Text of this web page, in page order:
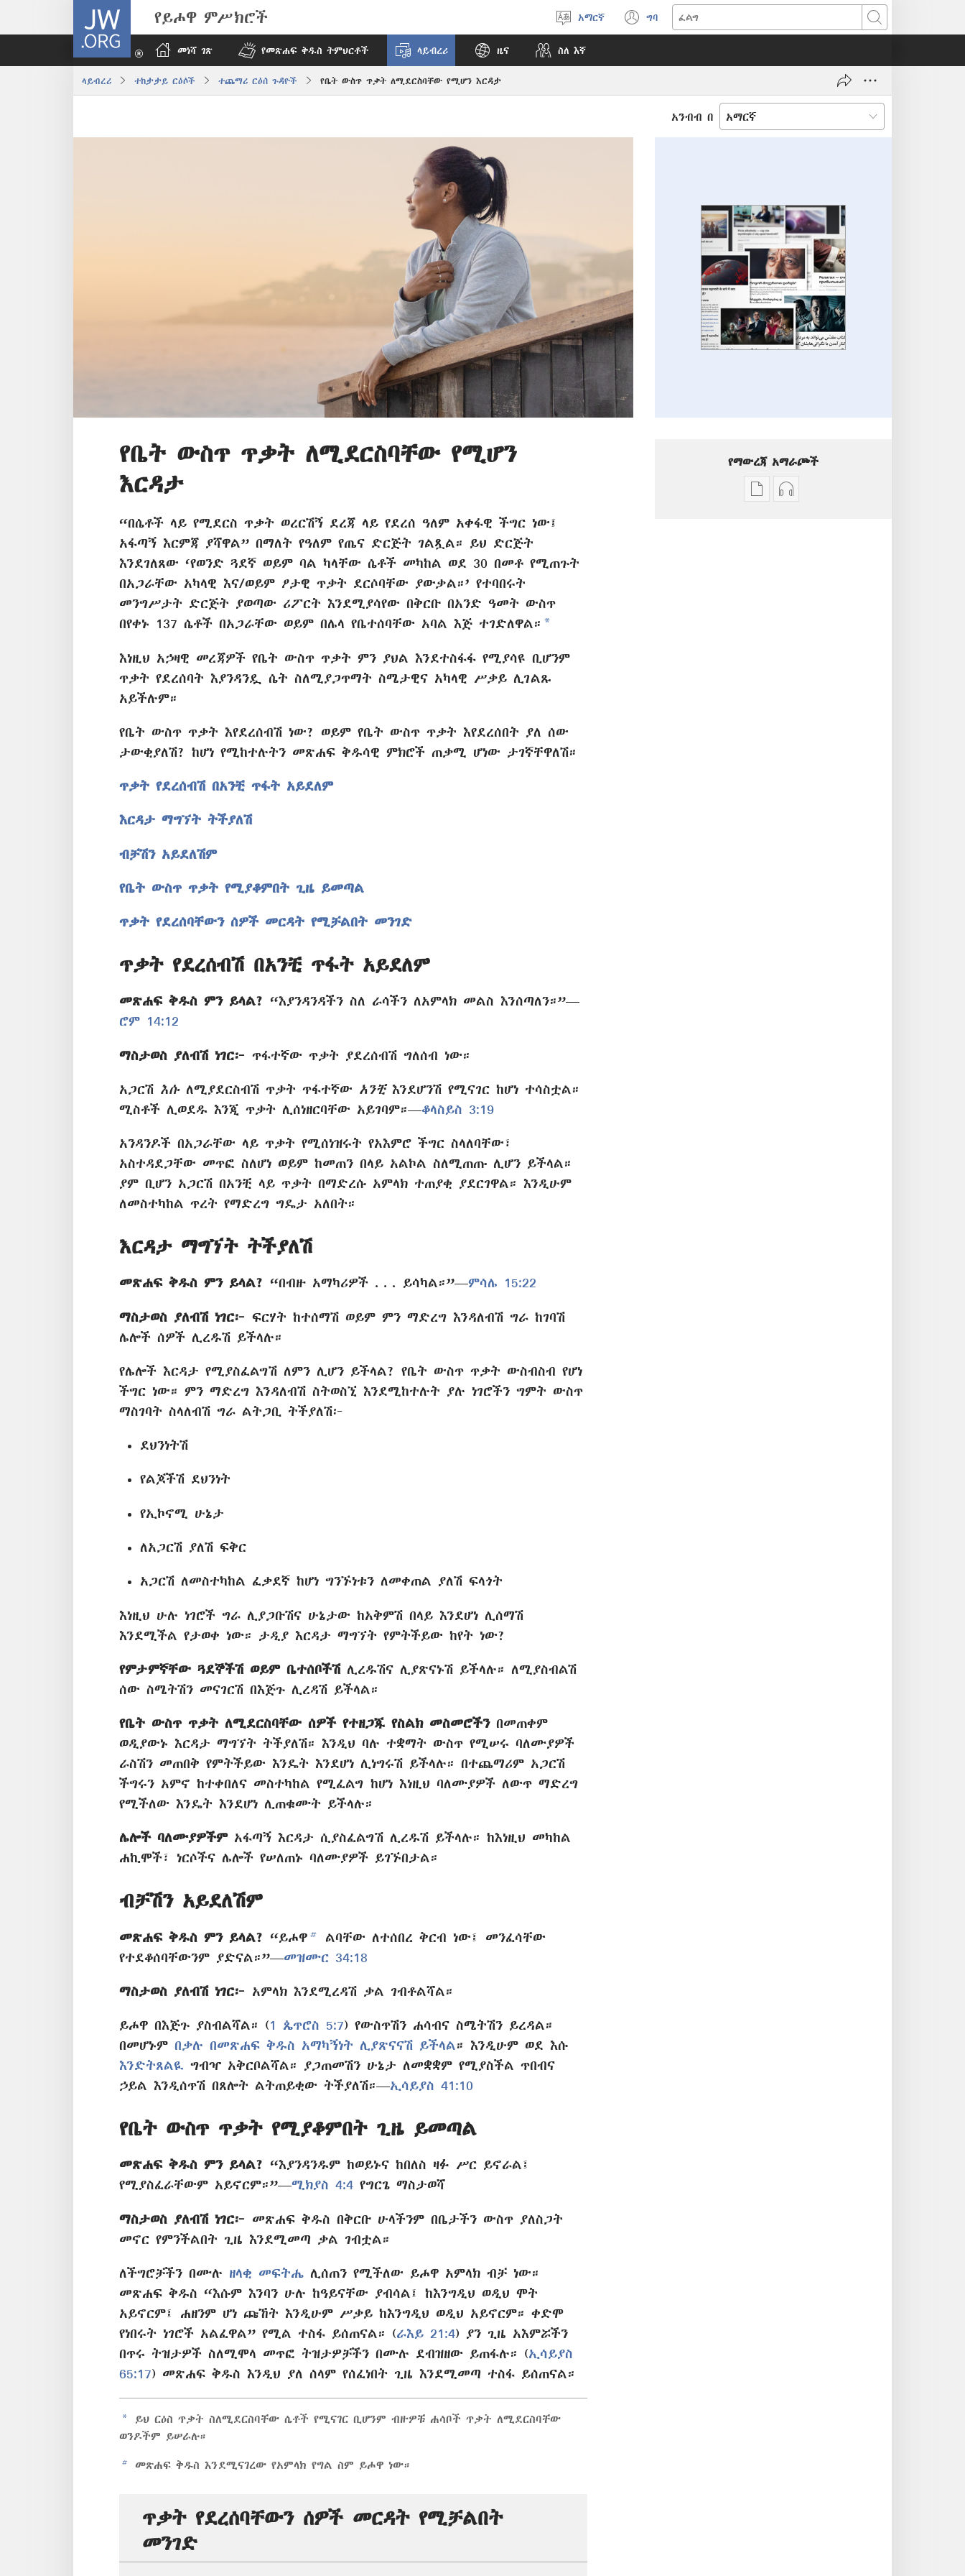
JW.ORG የይሖዋ ምሥክሮች
ቋንቋ
አማርኛ ግባ
(አዲስ
ፈልግ
መነሻ ገጽ የመጽሐፍ ቅዱስ ትምህርቶች ላይብረሪ ዜና ስለ እኛ
ላይብረሪ ተከታታይ ርዕሶች ተጨማሪ ርዕሰ ጉዳዮች የቤት ውስጥ ጥቃት ለሚደርስባቸው የሚሆን እርዳታ
አንብብ በ
የቤት ውስጥ ጥቃት ለሚደርስባቸው የሚሆን
እርዳታ
“በሴቶች ላይ የሚደርስ ጥቃት ወረርሽኝ ደረጃ ላይ የደረሰ ዓለም አቀፋዊ ችግር ነው፤
አፋጣኝ እርምጃ ያሻዋል” በማለት የዓለም የጤና ድርጅት ገልጿል። ይህ ድርጅት
እንደገለጸው ‘የወንድ ጓደኛ ወይም ባል ካላቸው ሴቶች መካከል ወደ 30 በመቶ የሚጠጉት
በአጋራቸው አካላዊ እና/ወይም ፆታዊ ጥቃት ደርሶባቸው ያውቃል።’ የተባበሩት
መንግሥታት ድርጅት ያወጣው ሪፖርት እንደሚያሳየው በቅርቡ በአንድ ዓመት ውስጥ
በየቀኑ 137 ሴቶች በአጋራቸው ወይም በሌላ የቤተሰባቸው አባል እጅ ተገድለዋል። a
እነዚህ አኃዛዊ መረጃዎች የቤት ውስጥ ጥቃት ምን ያህል እንደተስፋፋ የሚያሳዩ ቢሆንም
ጥቃት የደረሰባት እያንዳንዷ ሴት ስለሚያጋጥማት ስሜታዊና አካላዊ ሥቃይ ሊገልጹ
አይችሉም።
የቤት ውስጥ ጥቃት እየደረሰብሽ ነው? ወይም የቤት ውስጥ ጥቃት እየደረሰበት ያለ ሰው
ታውቂያለሽ? ከሆነ የሚከተሉትን መጽሐፍ ቅዱሳዊ ምክሮች ጠቃሚ ሆነው ታገኛቸዋለሽ።
ጥቃት የደረሰብሽ በአንቺ ጥፋት አይደለም
እርዳታ ማግኘት ትችያለሽ
ብቻሽን አይደለሽም
የቤት ውስጥ ጥቃት የሚያቆምበት ጊዜ ይመጣል
ጥቃት የደረሰባቸውን ሰዎች መርዳት የሚቻልበት መንገድ
ጥቃት የደረሰብሽ በአንቺ ጥፋት አይደለም
መጽሐፍ ቅዱስ ምን ይላል?
“እያንዳንዳችን ስለ ራሳችን ለአምላክ መልስ እንሰጣለን።”—
ሮም 14:12
ማስታወስ ያለብሽ ነገር፦ ጥፋተኛው ጥቃት ያደረሰብሽ ግለሰብ ነው።
አጋርሽ እሱለሚያደርስብሽ ጥቃት ጥፋተኛው አንቺእንደሆንሽ የሚናገር ከሆነ ተሳስቷል።
ሚስቶች ሊወደዱ እንጂ ጥቃት ሊሰነዘርባቸው አይገባም።—ቆላስይስ 3:19
አንዳንዶች በአጋራቸው ላይ ጥቃት የሚሰነዝሩት የአእምሮ ችግር ስላለባቸው፣
አስተዳደጋቸው መጥፎ ስለሆነ ወይም ከመጠን በላይ አልኮል ስለሚጠጡ ሊሆን ይችላል።
ያም ቢሆን አጋርሽ በአንቺ ላይ ጥቃት በማድረሱ አምላክ ተጠያቂ ያደርገዋል። እንዲሁም
ለመስተካከል ጥረት የማድረግ ግዴታ አለበት።
እርዳታ ማግኘት ትችያለሽ
መጽሐፍ ቅዱስ ምን ይላል? “በብዙ አማካሪዎች . . . ይሳካል።”—ምሳሌ 15:22
ማስታወስ ያለብሽ ነገር፦ ፍርሃት ከተሰማሽ ወይም ምን ማድረግ እንዳለብሽ ግራ ከገባሽ
ሌሎች ሰዎች ሊረዱሽ ይችላሉ።
የሌሎች እርዳታ የሚያስፈልግሽ ለምን ሊሆን ይችላል? የቤት ውስጥ ጥቃት ውስብስብ የሆነ
ችግር ነው። ምን ማድረግ እንዳለብሽ ስትወስኚ እንደሚከተሉት ያሉ ነገሮችን ግምት ውስጥ
ማስገባት ስላለብሽ ግራ ልትጋቢ ትችያለሽ፦
ደህንነትሽ
የልጆችሽ ደህንነት
የኢኮኖሚ ሁኔታ
ለአጋርሽ ያለሽ ፍቅር
አጋርሽ ለመስተካከል ፈቃደኛ ከሆነ ግንኙነቱን ለመቀጠል ያለሽ ፍላጎት
እነዚህ ሁሉ ነገሮች ግራ ሊያጋቡሽና ሁኔታው ከአቅምሽ በላይ እንደሆነ ሊሰማሽ
እንደሚችል የታወቀ ነው። ታዲያ እርዳታ ማግኘት የምትችይው ከየት ነው?
የምታምኛቸው ጓደኞችሽ ወይም ቤተሰቦችሽሊረዱሽና ሊያጽናኑሽ ይችላሉ። ለሚያስብልሽ
ሰው ስሜትሽን መናገርሽ በእጅጉ ሊረዳሽ ይችላል።
የቤት ውስጥ ጥቃት ለሚደርስባቸው ሰዎች የተዘጋጁ የስልክ መስመሮችንበመጠቀም
ወዲያውኑ እርዳታ ማግኘት ትችያለሽ። እንዲህ ባሉ ተቋማት ውስጥ የሚሠሩ ባለሙያዎች
ራስሽን መጠበቅ የምትችይው እንዴት እንደሆነ ሊነግሩሽ ይችላሉ። በተጨማሪም አጋርሽ
ችግሩን አምኖ ከተቀበለና መስተካከል የሚፈልግ ከሆነ እነዚህ ባለሙያዎች ለውጥ ማድረግ
የሚችለው እንዴት እንደሆነ ሊጠቁሙት ይችላሉ።
ሌሎች ባለሙያዎችምአፋጣኝ እርዳታ ሲያስፈልግሽ ሊረዱሽ ይችላሉ። ከእነዚህ መካከል
ሐኪሞች፣ ነርሶችና ሌሎች የሠለጠኑ ባለሙያዎች ይገኙበታል።
ብቻሽን አይደለሽም
መጽሐፍ ቅዱስ ምን ይላል? “ይሖዋ b
ልባቸው ለተሰበረ ቅርብ ነው፤ መንፈሳቸው
የተደቆሰባቸውንም ያድናል።”—መዝሙር 34:18
ማስታወስ ያለብሽ ነገር፦ አምላክ እንደሚረዳሽ ቃል ገብቶልሻል።
ይሖዋ በእጅጉ ያስብልሻል። (1 ጴጥሮስ 5:7) የውስጥሽን ሐሳብና ስሜትሽን ይረዳል።
በመሆኑም በቃሉ በመጽሐፍ ቅዱስ አማካኝነት ሊያጽናናሽ ይችላል። እንዲሁም ወደ እሱ
እንድትጸልዪ ግብዣ አቅርቦልሻል። ያጋጠመሽን ሁኔታ ለመቋቋም የሚያስችል ጥበብና
ኃይል እንዲሰጥሽ በጸሎት ልትጠይቂው ትችያለሽ።—ኢሳይያስ 41:10
የቤት ውስጥ ጥቃት የሚያቆምበት ጊዜ ይመጣል
መጽሐፍ ቅዱስ ምን ይላል?
“እያንዳንዱም ከወይኑና ከበለስ ዛፉ ሥር ይኖራል፤
የሚያስፈራቸውም አይኖርም።”—ሚክያስ 4:4 የግርጌ ማስታወሻ
ማስታወስ ያለብሽ ነገር፦
መጽሐፍ ቅዱስ በቅርቡ ሁላችንም በቤታችን ውስጥ ያለስጋት
መኖር የምንችልበት ጊዜ እንደሚመጣ ቃል ገብቷል።
ለችግሮቻችን በሙሉ ዘላቂ መፍትሔ ሊሰጠን የሚችለው ይሖዋ አምላክ ብቻ ነው።
መጽሐፍ ቅዱስ “እሱም እንባን ሁሉ ከዓይናቸው ያብሳል፤ ከእንግዲህ ወዲህ ሞት
አይኖርም፤ ሐዘንም ሆነ ጩኸት እንዲሁም ሥቃይ ከእንግዲህ ወዲህ አይኖርም። ቀድሞ
የነበሩት ነገሮች አልፈዋል” የሚል ተስፋ ይሰጠናል። (ራእይ 21:4) ያን ጊዜ አእምሯችን
በጥሩ ትዝታዎች ስለሚሞላ መጥፎ ትዝታዎቻችን በሙሉ ደብዝዘው ይጠፋሉ። (ኢሳይያስ
65:17) መጽሐፍ ቅዱስ እንዲህ ያለ ሰላም የሰፈነበት ጊዜ እንደሚመጣ ተስፋ ይሰጠናል።
a
ይህ ርዕስ ጥቃት ስለሚደርስባቸው ሴቶች የሚናገር ቢሆንም ብዙዎቹ ሐሳቦች ጥቃት ለሚደርስባቸው
ወንዶችም ይሠራሉ።
b መጽሐፍ ቅዱስ እንደሚናገረው የአምላክ የግል ስም ይሖዋ ነው።
ጥቃት የደረሰባቸውን ሰዎች መርዳት የሚቻልበት
መንገድ
የማውረጃ አማራጮች
የሕትመትኦዲዮዎችን